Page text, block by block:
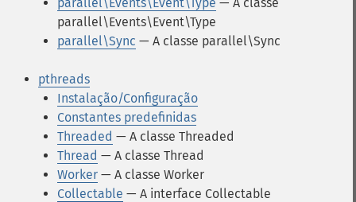
parallel\Events\Event\Type
parallel\Sync — A classe parallel\Sync
pthreads
Instalação/Configuração
Constantes predefinidas
Threaded — A classe Threaded
Thread — A classe Thread
Worker — A classe Worker
Collectable — A interface Collectable